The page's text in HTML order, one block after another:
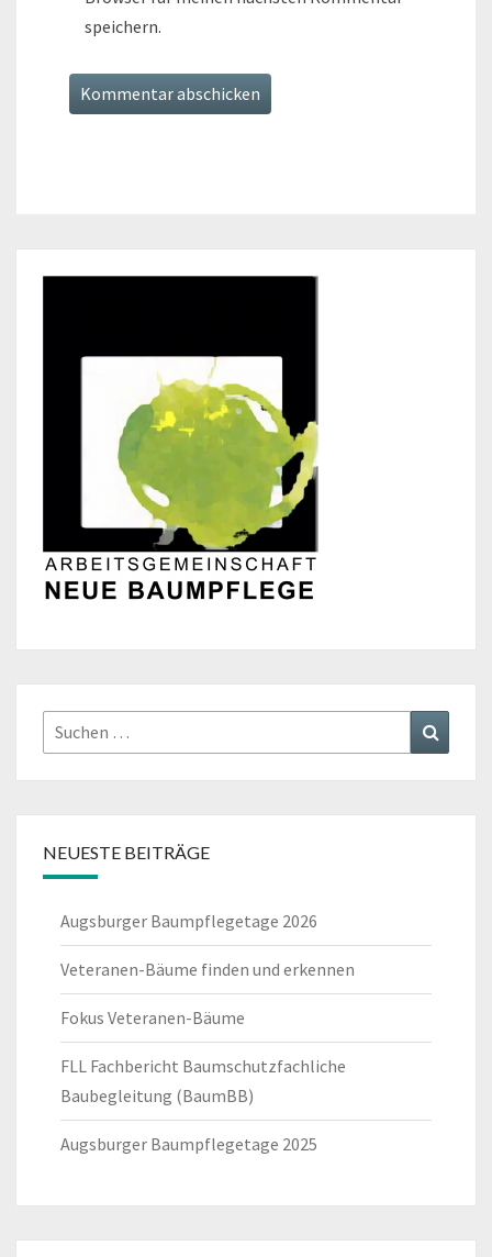
speichern.
Suchen
nach:
NEUESTE BEITRÄGE
Augsburger Baumpflegetage 2026
Veteranen-Bäume finden und erkennen
Fokus Veteranen-Bäume
FLL Fachbericht Baumschutzfachliche
Baubegleitung (BaumBB)
Augsburger Baumpflegetage 2025